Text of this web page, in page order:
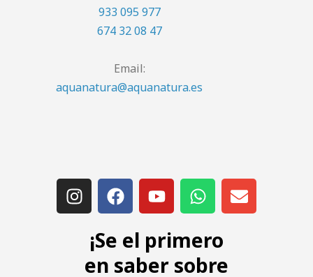
933 095 977
674 32 08 47
Email:
aquanatura@aquanatura.es
¡Se el primero
en saber sobre